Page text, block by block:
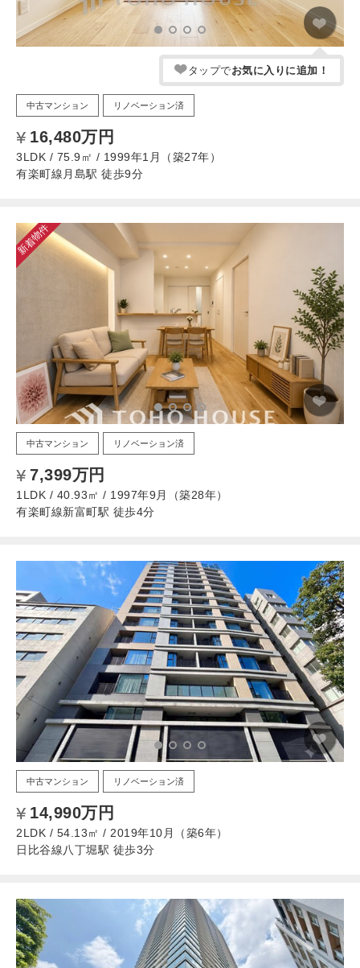
タップでお気に入りに追加！
中古マンション リノベーション済
16,480万円
3LDK / 75.9㎡ / 1999年1月（築27年）
有楽町線月島駅 徒歩9分
新着物件
中古マンション リノベーション済
7,399万円
1LDK / 40.93㎡ / 1997年9月（築28年）
有楽町線新富町駅 徒歩4分
中古マンション リノベーション済
14,990万円
2LDK / 54.13㎡ / 2019年10月（築6年）
日比谷線八丁堀駅 徒歩3分